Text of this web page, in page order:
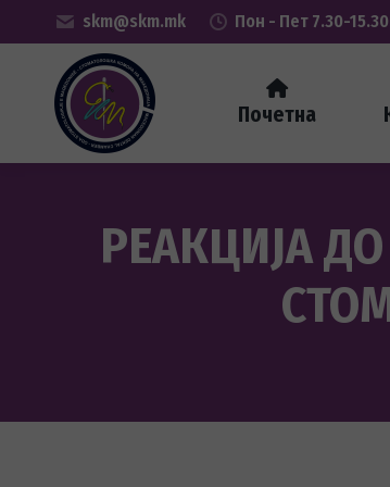
skm@skm.mk Пон - Пет 7.30-
Почетна
РЕАКЦИЈА